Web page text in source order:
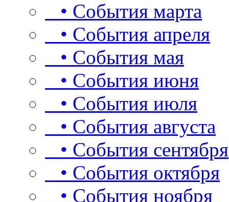
• События марта
• События апреля
• События мая
• События июня
• События июля
• События августа
• События сентября
• События октября
• События ноября